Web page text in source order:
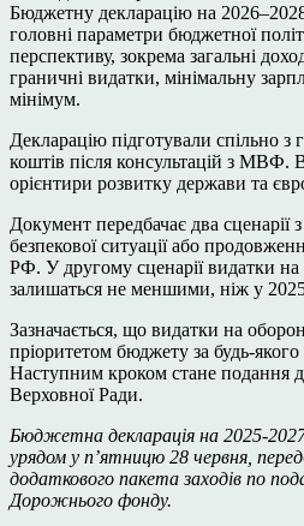
Бюджетну декларацію на
головні параметри бюджетної
перспективу, зокрема загальні
граничні видатки, мінімальну
мінімум.
Декларацію підготували спільно
коштів після консультацій з МВФ.
орієнтири розвитку держави та
Документ передбачає два
безпекової ситуації або
РФ. У другому сценарії видатки
залишаться не меншими, ніж у
Зазначається, що видатки на
пріоритетом бюджету за будь-
Наступним кроком стане подання
Верховної Ради.
Бюджетна декларація на 2025-
урядом у пʼятницю 28 червня,
додаткового пакета заходів по
Дорожнього фонду.